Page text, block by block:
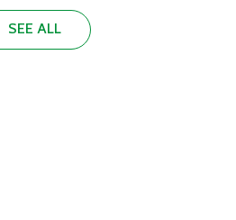
SEE ALL